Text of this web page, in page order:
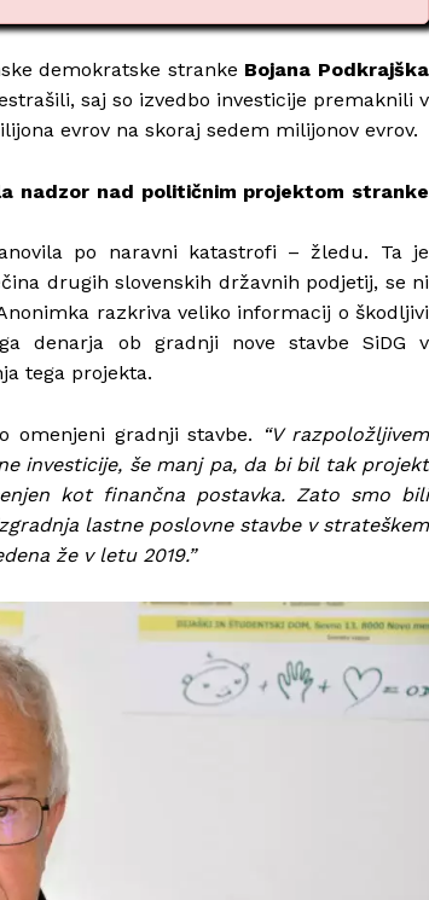
demokratske stranke Bojana Podkrajška
saj so izvedbo investicije premaknili v
evrov na skoraj sedem milijonov evrov.
nadzor nad političnim projektom stranke
po naravni katastrofi – žledu. Ta je
drugih slovenskih državnih podjetij, se ni
razkriva veliko informacij o škodljivi
denarja ob gradnji nove stavbe SiDG v
tega projekta.
omenjeni gradnji stavbe.
“V razpoložljivem
investicije, še manj pa, da bi bil tak projekt
kot finančna postavka. Zato smo bili
lastne poslovne stavbe v strateškem
že v letu 2019.”